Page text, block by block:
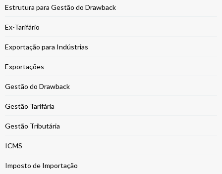
Estrutura para Gestão do Drawback
Ex-Tarifário
Exportação para Indústrias
Exportações
Gestão do Drawback
Gestão Tarifária
Gestão Tributária
ICMS
Imposto de Importação